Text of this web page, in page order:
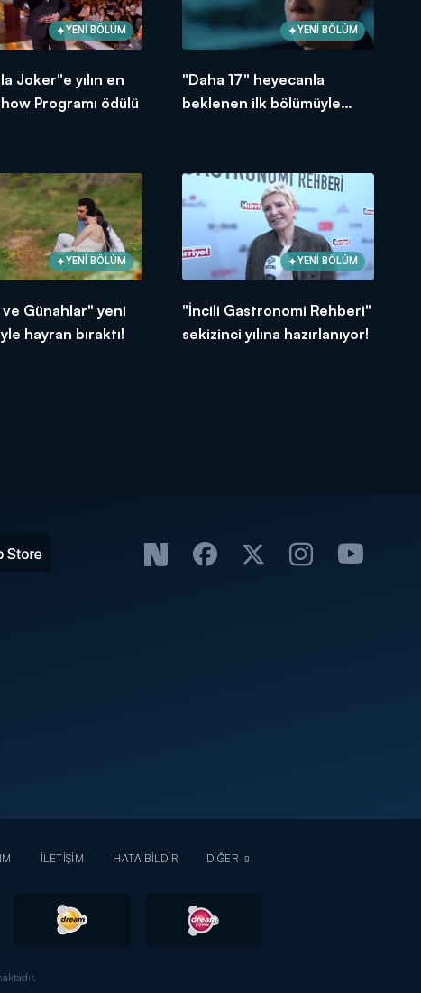
YENİ BÖLÜM
Joker"e yılın en
Programı ödülü
YENİ BÖLÜM
"Daha 17" heyecanla
beklenen ilk bölümüyle
YENİ BÖLÜM
Günahlar" yeni
hayran bıraktı!
YENİ BÖLÜM
"İncili Gastronomi Rehberi"
sekizinci yılına hazırlanıyor!
İLETİŞİM HATA BİLDİR DİĞER